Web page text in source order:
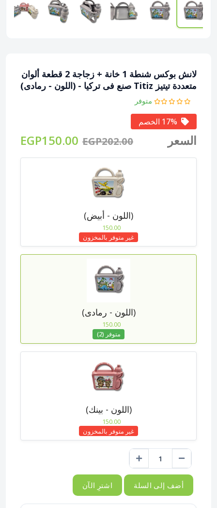
لانش بوكس شنطة 1 خانة + زجاجة 2 قطعة ألوان
متعددة تيتيز Titiz صنع فى تركيا
- (اللون - رمادى)
متوفر
السعر EGP202.00
EGP150.00
(اللون - أبيض)
150.00
غير متوفر بالمخزون
(اللون - رمادى)
150.00
متوفر (2)
(اللون - بينك)
150.00
غير متوفر بالمخزون
أضف إلى السلة اشترِ الآن